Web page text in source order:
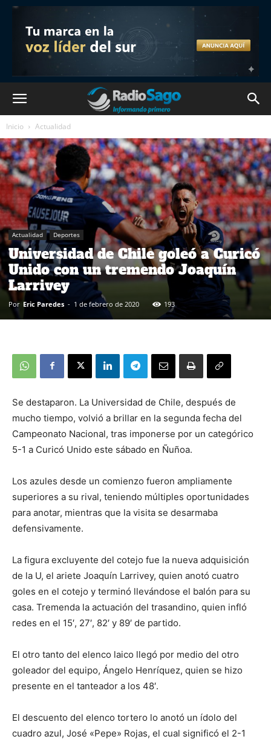
Inicio Actualidad
Actualidad Deportes
Universidad de Chile goleó a Curicó
Unido con un tremendo Joaquín
Larrivey
Por Eric Paredes - 1 de febrero de 2020 193
Se destaparon. La Universidad de Chile, después de
mucho tiempo, volvió a brillar en la segunda fecha del
Campeonato Nacional, tras imponerse por un categórico
5-1 a Curicó Unido este sábado en Ñuñoa.
Los azules desde un comienzo fueron ampliamente
superiores a su rival, teniendo múltiples oportunidades
para anotar, mientras que la visita se desarmaba
defensivamente.
La figura excluyente del cotejo fue la nueva adquisición
de la U, el ariete Joaquín Larrivey, quien anotó cuatro
goles en el cotejo y terminó llevándose el balón para su
casa. Tremenda la actuación del trasandino, quien infló
redes en el 15′, 27′, 82′ y 89′ de partido.
El otro tanto del elenco laico llegó por medio del otro
goleador del equipo, Ángelo Henríquez, quien se hizo
presente en el tanteador a los 48′.
El descuento del elenco tortero lo anotó un ídolo del
cuadro azul, José «Pepe» Rojas, el cual significó el 2-1